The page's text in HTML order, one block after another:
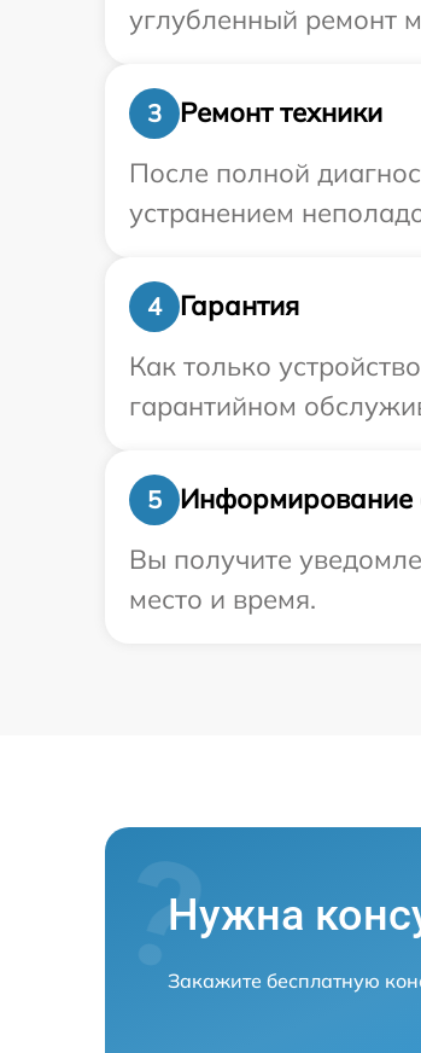
углубленный ремонт
3
Ремонт техники
После полной
устранением
4
Гарантия
Как только
гарантийном
5
Информирование
Вы получите
место и время.
Нужна
Закажите бесплатную